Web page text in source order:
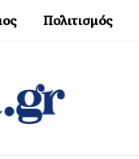
Πολιτισμός